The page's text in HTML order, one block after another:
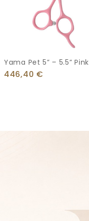
Yama Pet 5” – 5.5” Pink
446,40 €